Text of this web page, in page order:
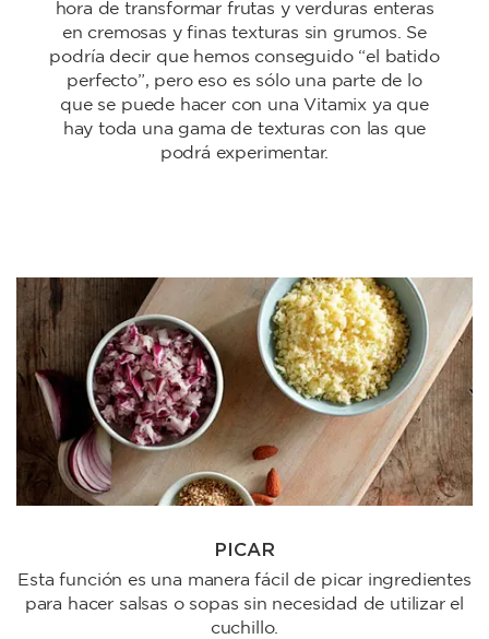
hora de transformar frutas y verduras enteras
en cremosas y finas texturas sin grumos. Se
podría decir que hemos conseguido “el batido
perfecto”, pero eso es sólo una parte de lo
que se puede hacer con una Vitamix ya que
hay toda una gama de texturas con las que
podrá experimentar.
PICAR
Esta función es una manera fácil de picar ingredientes
para hacer salsas o sopas sin necesidad de utilizar el
cuchillo.